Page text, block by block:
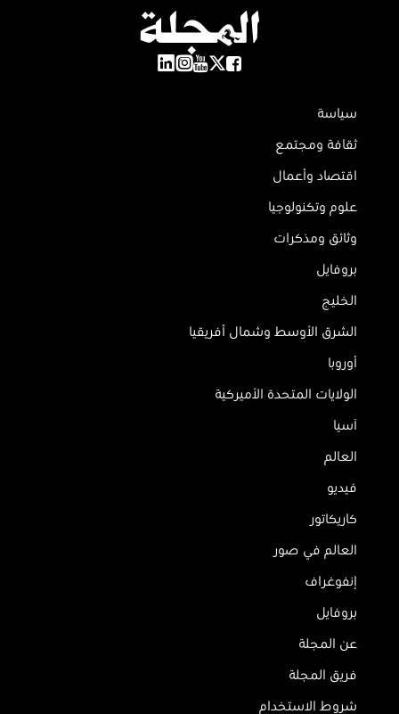
سياسة
ثقافة ومجتمع
اقتصاد وأعمال
علوم وتكنولوجيا
وثائق ومذكرات
بروفايل
الخليج
الشرق الأوسط وشمال أفريقيا
أوروبا
الولايات المتحدة الأميركية
آسيا
العالم
فيديو
كاريكاتور
العالم في صور
إنفوغراف
بروفايل
عن المجلة
فريق المجلة
شروط الاستخدام